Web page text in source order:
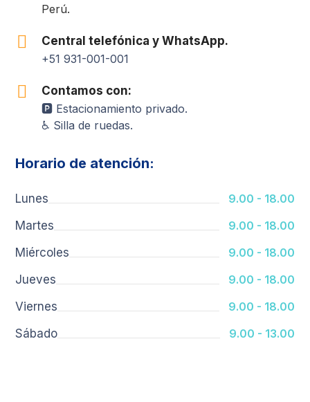
Perú.
Central telefónica y WhatsApp.
+51 931-001-001
Contamos con:
🅿️ Estacionamiento privado.
♿ Silla de ruedas.
Horario de atención:
Lunes
9.00 - 18.00
Martes
9.00 - 18.00
Miércoles
9.00 - 18.00
Jueves
9.00 - 18.00
Viernes
9.00 - 18.00
Sábado
9.00 - 13.00